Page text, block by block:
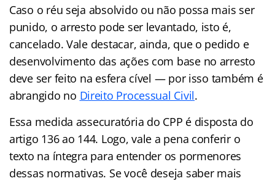
Caso o réu seja absolvido ou não possa mais ser
punido, o arresto pode ser levantado, isto é,
cancelado. Vale destacar, ainda, que o pedido e
desenvolvimento das ações com base no arresto
deve ser feito na esfera cível — por isso também é
abrangido no Direito Processual Civil.
Essa medida assecuratória do CPP é disposta do
artigo 136 ao 144. Logo, vale a pena conferir o
texto na íntegra para entender os pormenores
dessas normativas. Se você deseja saber mais